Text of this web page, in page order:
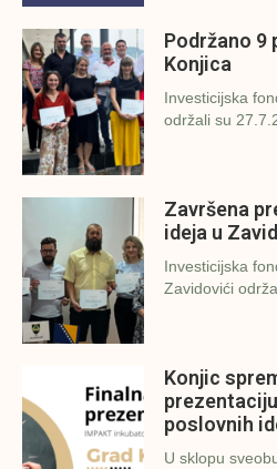
Podržano 9
Konjica
Investicijska
održali su
Završena
ideja u
Investicijska
Zavidovići
Konjic
poslovnih
U sklopu